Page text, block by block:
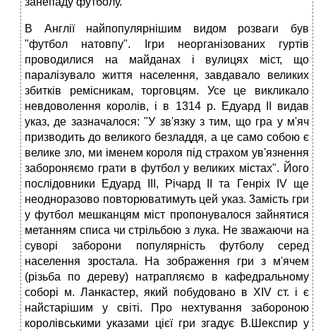
В Англії найпопулярнішим видом розваги був
"футбол натовпу". Ігри неорганізованих гуртів
проводилися на майданах і вулицях міст, що
паралізувало життя населення, завдавало великих
збитків ремісникам, торговцям. Усе це викликало
невдоволення королів, і в 1314 р. Едуард ІІ видав
указ, де зазначалося: "У зв'язку з тим, що гра у м'яч
призводить до великого безладдя, а це само собою є
велике зло, ми іменем короля під страхом ув'язнення
забороняємо грати в футбол у великих містах". Його
послідовники Едуард III, Річард II та Генріх IV ще
неодноразово повторюватимуть цей указ. 3амість гри
у футбол мешканцям міст пропонувалося зайнятися
метанням списа чи стрільбою з лука. Не зважаючи на
суворі заборони популярність футболу серед
населення зростала. На зображення гри з м'ячем
(різьба по дереву) натрапляємо в кафедральному
соборі м. Ланкастер, який побудовано в XIV ст. і є
найстарішим у світі. Про нехтування забороною
королівськими указами цієї гри згадує В.Шекспир у